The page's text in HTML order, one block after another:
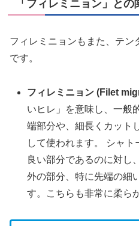
「フィレミニョン」との
フィレミニョンもまた、テ
です。
フィレミニョン (Filet
いヒレ」を意味し、一般
端部分や、細長くカット
して使われます。 シャ
良い部分であるのに対し
外の部分、特に先端の細
す。こちらも非常に柔ら